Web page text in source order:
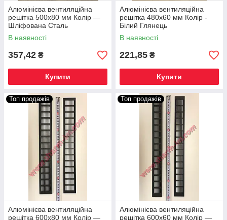
Алюмінієва вентиляційна
решітка 500х80 мм Колір —
Шліфована Сталь
В наявності
357,42 ₴
Купити
Алюмінієва вентиляційна
решітка 480х60 мм Колір -
Білий Глянець
В наявності
221,85 ₴
Купити
Топ продажів
Алюмінієва вентиляційна
решітка 600х80 мм Колір —
Топ продажів
Алюмінієва вентиляційна
решітка 600х60 мм Колір —